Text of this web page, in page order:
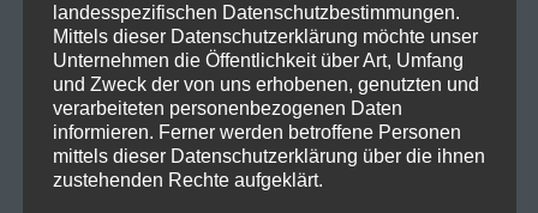
landesspezifischen Datenschutzbestimmungen.
Mittels dieser Datenschutzerklärung möchte unser
Unternehmen die Öffentlichkeit über Art, Umfang
und Zweck der von uns erhobenen, genutzten und
verarbeiteten personenbezogenen Daten
informieren. Ferner werden betroffene Personen
mittels dieser Datenschutzerklärung über die ihnen
zustehenden Rechte aufgeklärt.